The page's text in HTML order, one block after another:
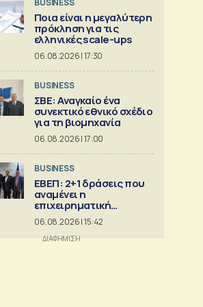
BUSINESS
Ποια είναι η μεγαλύτερη
πρόκληση για τις
ελληνικές scale-ups
06.08.2026 | 17:30
BUSINESS
ΣΒΕ: Αναγκαίο ένα
συνεκτικό εθνικό σχέδιο
για τη βιομηχανία
06.08.2026 | 17:00
BUSINESS
ΕΒΕΠ: 2+1 δράσεις που
αναμένει η
επιχειρηματική
κοινότητα
06.08.2026 | 15:42